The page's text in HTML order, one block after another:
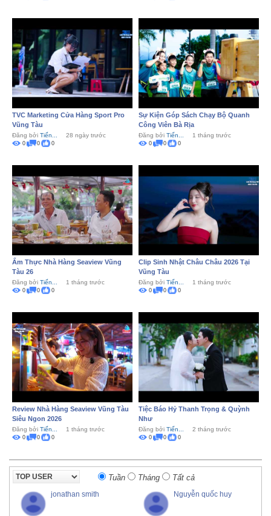
TVC Marketing Cửa Hàng Sport Pro
Vũng Tàu
Đăng bởi Tiến... 28 ngày trước
0 0 0
Sự Kiện Góp Sách Chạy Bộ Quanh
Công Viên Bà Rịa
Đăng bởi Tiến... 1 tháng trước
0 0 0
Ẩm Thực Nhà Hàng Seaview Vũng
Tàu 26
Đăng bởi Tiến... 1 tháng trước
0 0 0
Clip Sinh Nhật Châu Châu 2026 Tại
Vũng Tàu
Đăng bởi Tiến... 1 tháng trước
0 0 0
Review Nhà Hàng Seaview Vũng Tàu
Siêu Ngon 2026
Đăng bởi Tiến... 1 tháng trước
0 0 0
Tiệc Báo Hỷ Thanh Trọng & Quỳnh
Như
Đăng bởi Tiến... 2 tháng trước
0 0 0
Tuần Tháng Tất cả
jonathan smith Nguyễn quốc huy